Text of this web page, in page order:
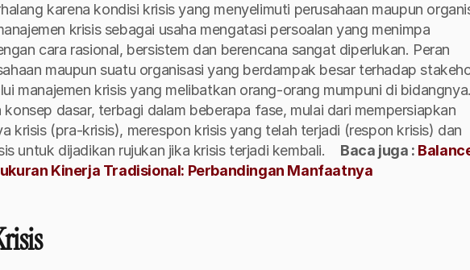
karena kondisi krisis yang menyelimuti perusahaan maupun
krisis sebagai usaha mengatasi persoalan yang menimpa
cara rasional, bersistem dan berencana sangat diperlukan. Peran
maupun suatu organisasi yang berdampak besar terhadap
dasar, terbagi dalam beberapa fase, mulai dari mempersiapkan
krisis (pra-krisis), merespon krisis yang telah terjadi (respon krisis) dan
untuk dijadikan rujukan jika krisis terjadi kembali.
Baca juga :
Kinerja Tradisional: Perbandingan Manfaatnya